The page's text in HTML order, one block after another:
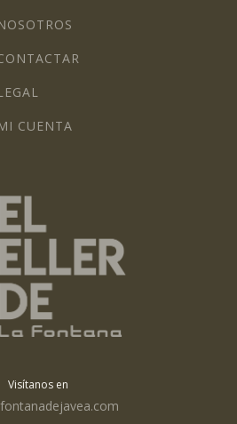
CUENTA
Visítanos en